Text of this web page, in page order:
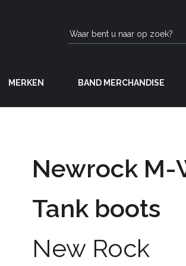
MERKEN BAND MERCHANDISE
Newrock M-
Tank boots
New Rock